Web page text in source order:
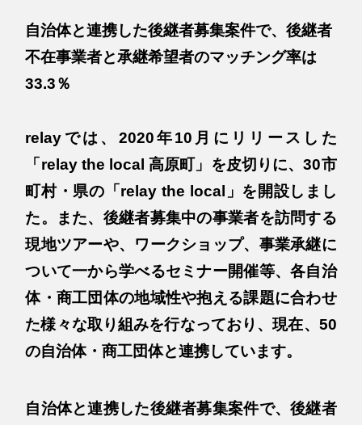
自治体と連携した後継者募集案件で、後継者
不在事業者と承継希望者のマッチング率は
33.3％
relayでは、2020年10月にリリースした
「relay the local 高原町」を皮切りに、30市
町村・県の「relay the local」を開設しまし
た。また、後継者募集中の事業者を訪問する
現地ツアーや、ワークショップ、事業承継に
ついて一から学べるセミナー開催等、各自治
体・商工団体の地域性や抱える課題に合わせ
た様々な取り組みを行なっており、現在、50
の自治体・商工団体と連携しています。
自治体と連携した後継者募集案件で、後継者